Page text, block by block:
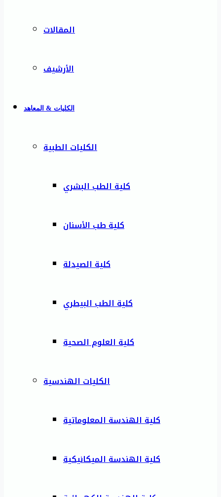
المقالات
الأرشيف
الكليات & المعاهد
الكليات الطبية
كلية الطب البشري
كلية طب الأسنان
كلية الصيدلة
كلية الطب البيطري
كلية العلوم الصحية
الكليات الهندسية
كلية الهندسة المعلوماتية
كلية الهندسة الميكانيكية